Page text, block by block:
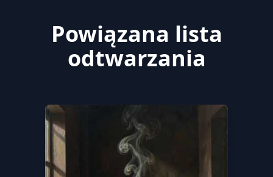
Powiązana lista
odtwarzania